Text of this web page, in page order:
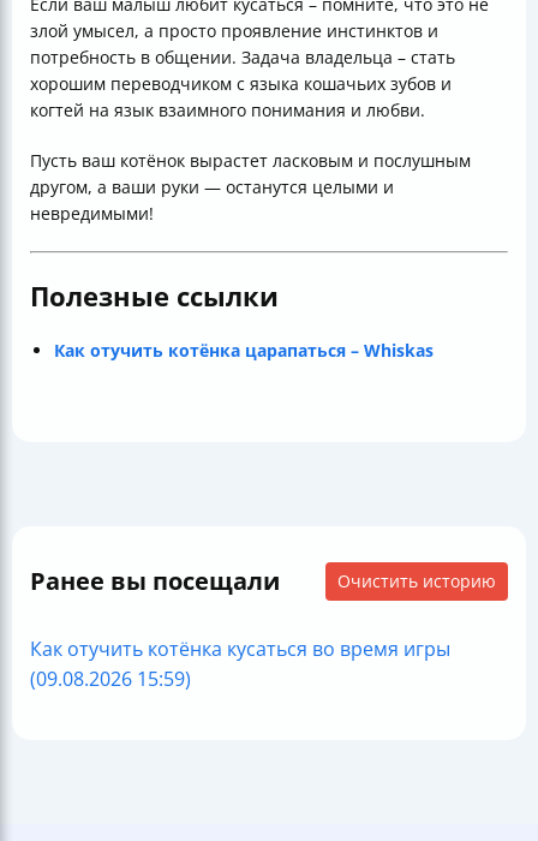
злой умысел, а просто проявление инстинктов и
потребность в общении. Задача владельца – стать
хорошим переводчиком с языка кошачьих зубов и
когтей на язык взаимного понимания и любви.
Пусть ваш котёнок вырастет ласковым и послушным
другом, а ваши руки — останутся целыми и
невредимыми!
Полезные ссылки
Как отучить котёнка царапаться – Whiskas
Ранее вы посещали Очистить историю
Как отучить котёнка кусаться во время игры
(09.08.2026 15:59)